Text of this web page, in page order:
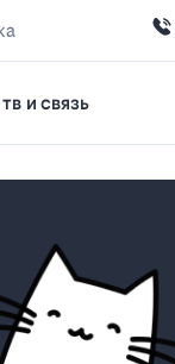
и связь